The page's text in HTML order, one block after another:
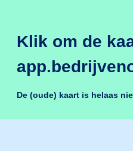
Klik om de
De (oude) kaart is helaas